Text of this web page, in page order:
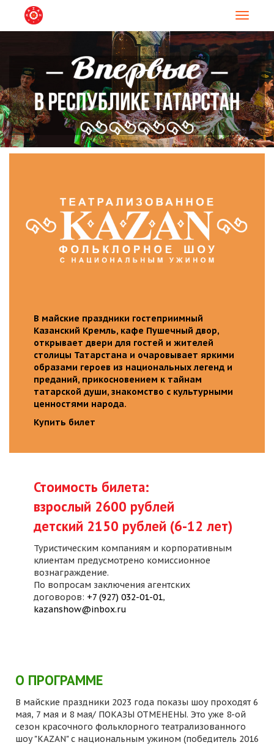
В майские праздники гостеприимный
Казанский Кремль, кафе Пушечный двор,
открывает двери для гостей и жителей
столицы Татарстана и очаровывает яркими
образами героев из национальных легенд и
преданий, прикосновением к тайнам
татарской души, знакомство с культурными
ценностями народа.
Купить билет
Стоимость билета:
взрослый 2600 рублей
детский 2150 рублей (6-12 лет)
Туристическим компаниям и корпоративным
клиентам предусмотрено комиссионное
вознаграждение.
По вопросам заключения агентских
договоров: +7 (927) 032-01-01,
kazanshow@inbox.ru
О ПРОГРАММЕ
В майские праздники 2023 года показы шоу проходят 6
мая, 7 мая и 8 мая/ ПОКАЗЫ ОТМЕНЕНЫ. Это уже 8-ой
сезон красочного фольклорного театрализованного
шоу "KAZAN" с национальным ужином (победитель 2016